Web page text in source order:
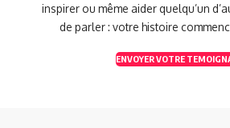
inspirer ou même aider quelqu’un
de parler : votre histoire
ENVOYER VOTRE